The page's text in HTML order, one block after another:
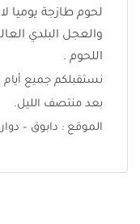
لحوم طازجة يوميا
والعجل البلدي
اللحوم .
بعد منتصف الليل.
الموقع : دابوق –